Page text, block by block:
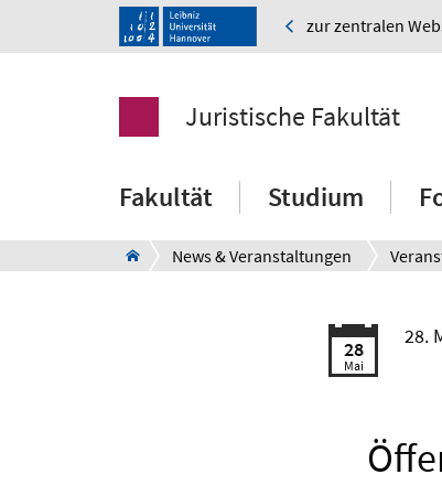
zur zentralen
Juristische Fakultät
Fakultät Studium
News & Veranstaltungen
28
Mai
28.